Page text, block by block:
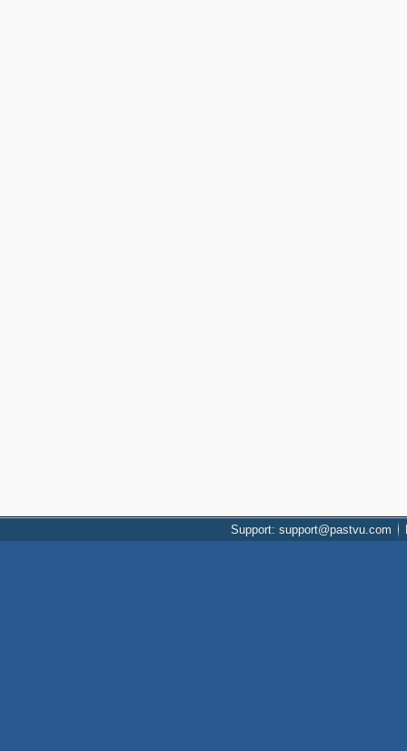
Support: support@pastvu.com